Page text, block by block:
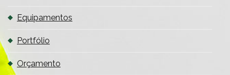
Equipamentos
Portfólio
Orçamento